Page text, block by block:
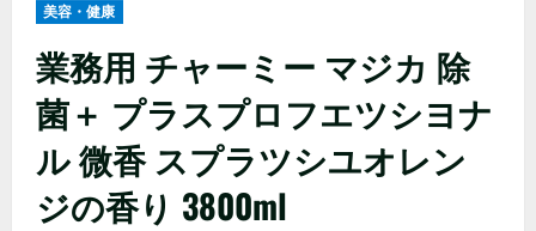
ー美容・健康
業務用 チャーミー マジカ 除
菌＋ プラスプロフエツシヨナ
ル 微香 スプラツシユオレン
ジの香り 3800ml